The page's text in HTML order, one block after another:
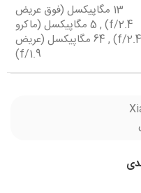
13 مگاپیکسل (فوق عریض
f/2.4)
,
5 مگاپیکسل (ماکرو
f/2.4)
,
64 مگاپیکسل (عریض
f/1.9)